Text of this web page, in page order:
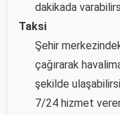
dakikada
Taksi
Şehir
çağırarak
şekilde
7/24 hizmet